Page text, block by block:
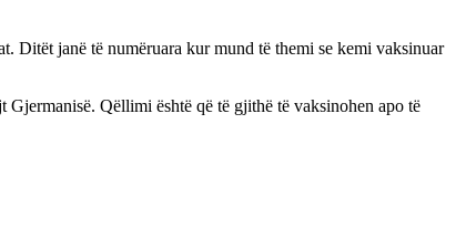
Ditët janë të numëruara kur mund të themi se kemi vaksinuar
Qëllimi është që të gjithë të vaksinohen apo të